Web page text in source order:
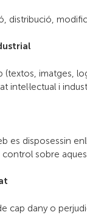
distribució,
imatges,
intel·lectual i
es disposessin
sobre
cap dany o